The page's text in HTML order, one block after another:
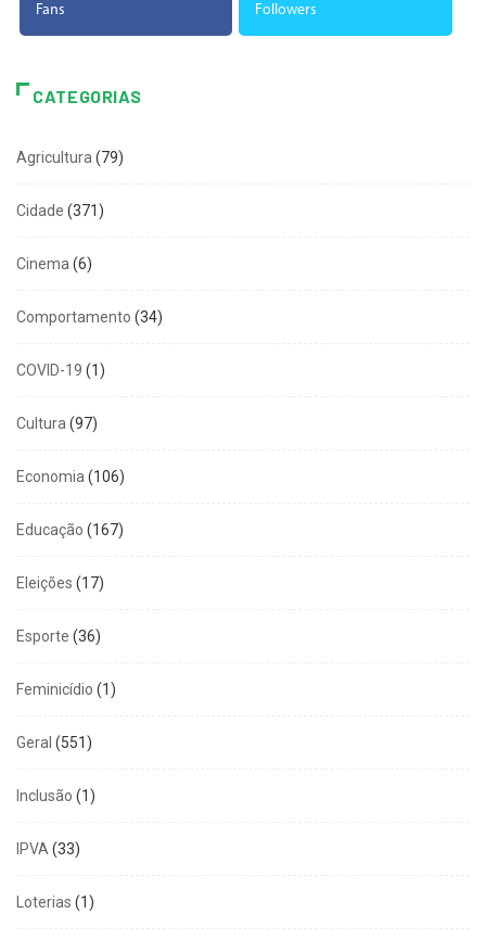
Fans Followers
CATEGORIAS
Agricultura (79)
Cidade (371)
Cinema (6)
Comportamento (34)
COVID-19 (1)
Cultura (97)
Economia (106)
Educação (167)
Eleições (17)
Esporte (36)
Feminicídio (1)
Geral (551)
Inclusão (1)
IPVA (33)
Loterias (1)